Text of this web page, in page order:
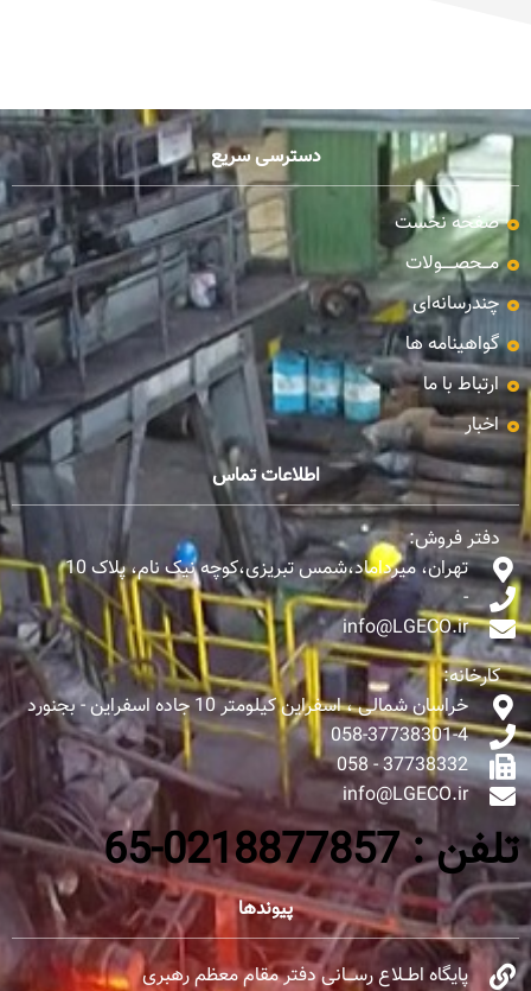
دسترسی سریع
صفحه نخست
مـــحصـــــولات
چندرسانه‌ای
گواهینامه ها
ارتباط با ما
اخبار
اطلاعات تماس
دفتر فروش:
تهران، میرداماد،شمس تبریزی،کوچه نیک نام، پلاک 10
-
info@LGECO.ir
کارخانه:
خراسان شمالی ، اسفراین کیلومتر 10 جاده اسفراین - بجنورد
058-37738301-4
37738332 - 058
info@LGECO.ir
تلفن : 0218877857-65
پیوندها
پایگاه اطــلاع رســـانی دفتر مقام معظم رهبری